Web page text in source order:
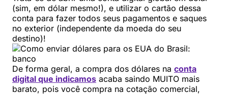
(sim, em dólar mesmo!), e utilizar o cartão dessa
conta para fazer todos seus pagamentos e saques
no exterior (independente da moeda do seu
destino)!
De forma geral, a compra dos dólares na conta
digital que indicamos acaba saindo MUITO mais
barato, pois você compra na cotação comercial,